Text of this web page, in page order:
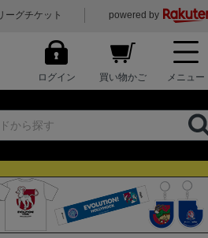
ーグチケット powered by
ログイン 買い物かご メニュー